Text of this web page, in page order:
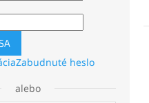
Zabudnuté heslo
alebo